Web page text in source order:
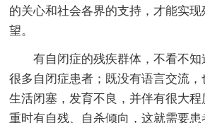
的关心和社会各界的支持，才能实
望。
有自闭症的残疾群体，不看不知
很多自闭症患者；既没有语言交流，
生活闭塞，发育不良，并伴有很大
重时有自残、自杀倾向，这就需要